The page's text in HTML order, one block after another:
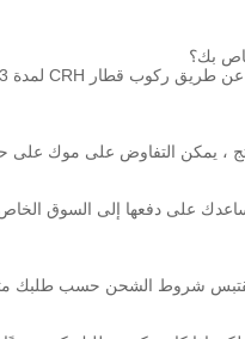
بك؟
على دفعها إلى السوق